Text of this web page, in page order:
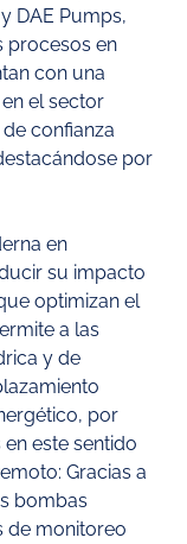
DAE Pumps,
procesos en
con una
el sector
confianza
por
en
su impacto
optimizan el
a las
y de
por
este sentido
Gracias a
bombas
de monitoreo